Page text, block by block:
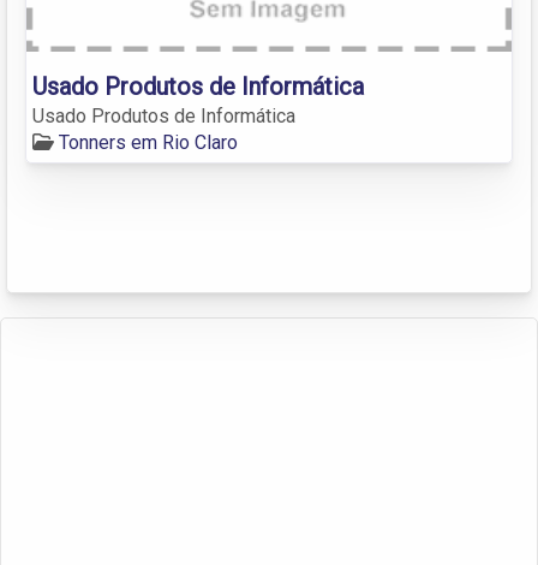
Usado Produtos de Informática
Usado Produtos de Informática
Tonners em Rio Claro